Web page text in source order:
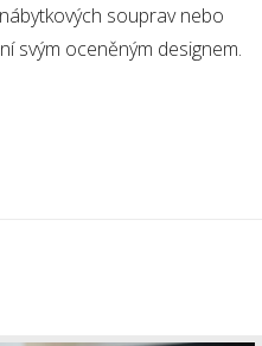
souprav nebo
svým oceněným designem.